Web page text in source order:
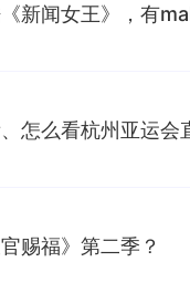
《新闻女王》，有
怎么看杭州亚运会
赐福》第二季？